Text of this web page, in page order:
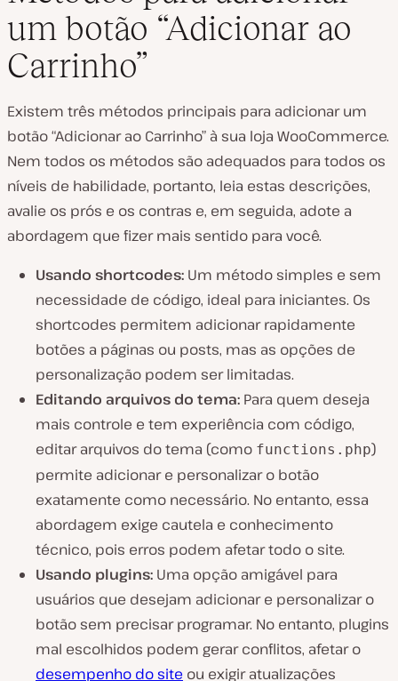
um botão “Adicionar ao
Carrinho”
Existem três métodos principais para adicionar um
botão “Adicionar ao Carrinho” à sua loja WooCommerce.
Nem todos os métodos são adequados para todos os
níveis de habilidade, portanto, leia estas descrições,
avalie os prós e os contras e, em seguida, adote a
abordagem que fizer mais sentido para você.
Usando shortcodes: Um método simples e sem
necessidade de código, ideal para iniciantes. Os
shortcodes permitem adicionar rapidamente
botões a páginas ou posts, mas as opções de
personalização podem ser limitadas.
Editando arquivos do tema: Para quem deseja
mais controle e tem experiência com código,
editar arquivos do tema (como functions.php)
permite adicionar e personalizar o botão
exatamente como necessário. No entanto, essa
abordagem exige cautela e conhecimento
técnico, pois erros podem afetar todo o site.
Usando plugins: Uma opção amigável para
usuários que desejam adicionar e personalizar o
botão sem precisar programar. No entanto, plugins
mal escolhidos podem gerar conflitos, afetar o
desempenho do site ou exigir atualizações